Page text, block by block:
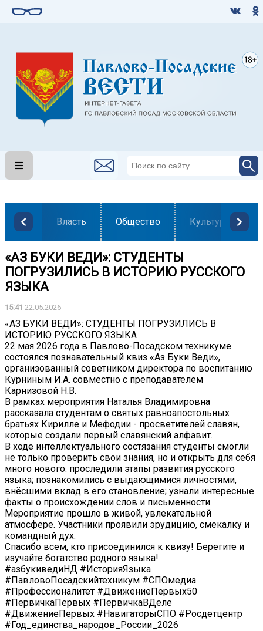
Власть Общество Культура
«АЗ БУКИ ВЕДИ»: СТУДЕНТЫ
ПОГРУЗИЛИСЬ В ИСТОРИЮ РУССКОГО
ЯЗЫКА
15:41 22.05.2026
«АЗ БУКИ ВЕДИ»: СТУДЕНТЫ ПОГРУЗИЛИСЬ В
ИСТОРИЮ РУССКОГО ЯЗЫКА
22 мая 2026 года в Павлово-Посадском техникуме
состоялся познавательный квиз «Аз Буки Веди»,
организованный советником директора по воспитанию
Курниным И.А. совместно с преподавателем
Карнизовой Н.В.
В рамках мероприятия Наталья Владимировна
рассказала студентам о святых равноапостольных
братьях Кирилле и Мефодии - просветителей славян,
которые создали первый славянский алфавит.
В ходе интеллектуального состязания студенты смогли
не только проверить свои знания, но и открыть для себя
много нового: проследили этапы развития русского
языка; познакомились с выдающимися личностями,
внёсшими вклад в его становление; узнали интересные
факты о происхождении слов и письменности.
Мероприятие прошло в живой, увлекательной
атмосфере. Участники проявили эрудицию, смекалку и
командный дух.
Спасибо всем, кто присоединился к квизу! Берегите и
изучайте богатство родного языка!
#азбукиведиНД #ИсторияЯзыка
#ПавловоПосадскийтехникум #СПОмедиа
#Профессионалитет #ДвижениеПервых50
#ПервичкаПервых #ПервичкаВДеле
#ДвижениеПервых #НавигаторыСПО #Росдетцентр
#Год_единства_народов_России_2026